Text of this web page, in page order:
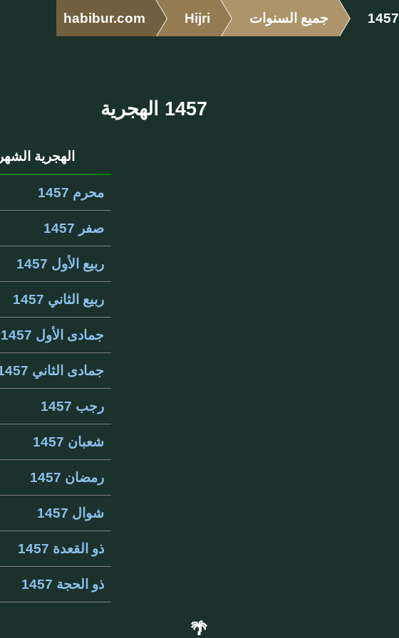
habibur.com Hijri جميع السنوات 1457
1457 الهجرية
الهجرية الشهر
محرم 1457
صفر 1457
ربيع الأول 1457
ربيع الثاني 1457
جمادى الأول 1457
جمادى الثاني 1457
رجب 1457
شعبان 1457
رمضان 1457
شوال 1457
ذو القعدة 1457
ذو الحجة 1457
🌴